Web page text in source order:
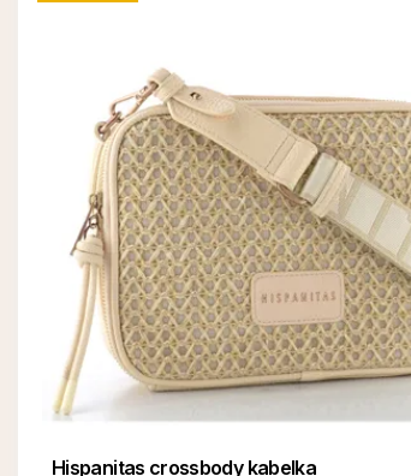
Hispanitas crossbody kabelka